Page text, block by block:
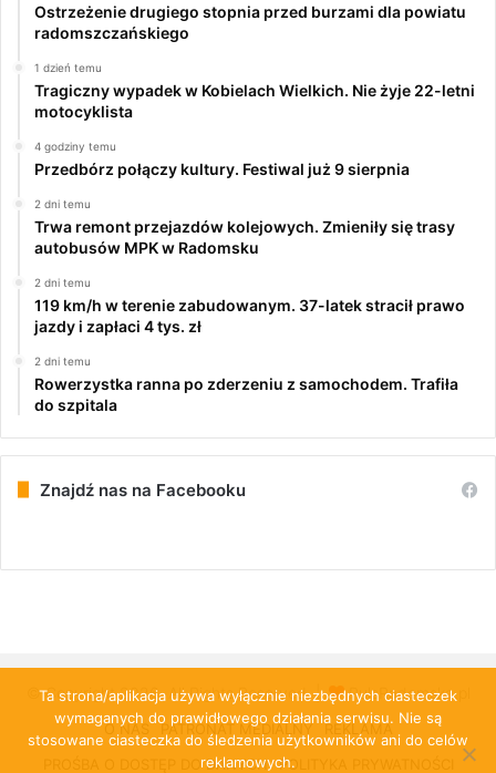
Ostrzeżenie drugiego stopnia przed burzami dla powiatu
radomszczańskiego
1 dzień temu
Tragiczny wypadek w Kobielach Wielkich. Nie żyje 22-letni
motocyklista
4 godziny temu
Przedbórz połączy kultury. Festiwal już 9 sierpnia
2 dni temu
Trwa remont przejazdów kolejowych. Zmieniły się trasy
autobusów MPK w Radomsku
2 dni temu
119 km/h w terenie zabudowanym. 37-latek stracił prawo
jazdy i zapłaci 4 tys. zł
2 dni temu
Rowerzystka ranna po zderzeniu z samochodem. Trafiła
do szpitala
Znajdź nas na Facebooku
© Copyright 2026, All Rights Reserved | PulsRadomska.pl
O NAS PATRONAT MEDIALNY
REKLAMA
PROŚBA O DOSTĘP DO DANYCH
POLITYKA PRYWATNOŚCI
Ta strona/aplikacja używa wyłącznie niezbędnych ciasteczek
wymaganych do prawidłowego działania serwisu. Nie są
stosowane ciasteczka do śledzenia użytkowników ani do celów
reklamowych.